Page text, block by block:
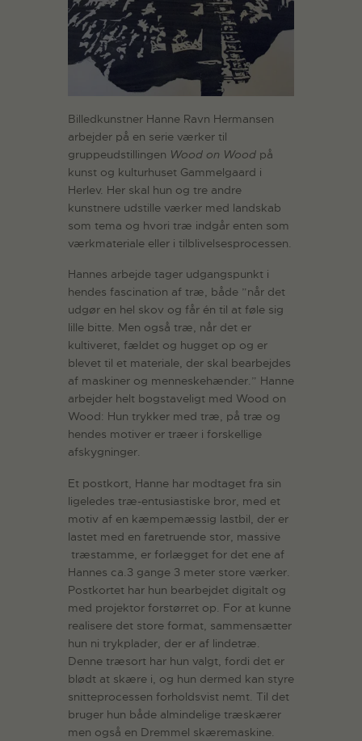
Billedkunstner Hanne Ravn Hermansen
arbejder på en serie værker til
gruppeudstillingen Wood on Wood på
kunst og kulturhuset Gammelgaard i
Herlev. Her skal hun og tre andre
kunstnere udstille værker med landskab
som tema og hvori træ indgår enten som
værkmateriale eller i tilblivelsesprocessen.
Hannes arbejde tager udgangspunkt i
hendes fascination af træ, både ”når det
udgør en hel skov og får én til at føle sig
lille bitte. Men også træ, når det er
kultiveret, fældet og hugget op og er
blevet til et materiale, der skal bearbejdes
af maskiner og menneskehænder.” Hanne
arbejder helt bogstaveligt med Wood on
Wood: Hun trykker med træ, på træ og
hendes motiver er træer i forskellige
afskygninger.
Et postkort, Hanne har modtaget fra sin
ligeledes træ-entusiastiske bror, med et
motiv af en kæmpemæssig lastbil, der er
lastet med en faretruende stor, massive
træstamme, er forlægget for det ene af
Hannes ca.3 gange 3 meter store værker.
Postkortet har hun bearbejdet digitalt og
med projektor forstørret op. For at kunne
realisere det store format, sammensætter
hun ni trykplader, der er af lindetræ.
Denne træsort har hun valgt, fordi det er
blødt at skære i, og hun dermed kan styre
snitteprocessen forholdsvist nemt. Til det
bruger hun både almindelige træskærer
men også en Dremmel skæremaskine.